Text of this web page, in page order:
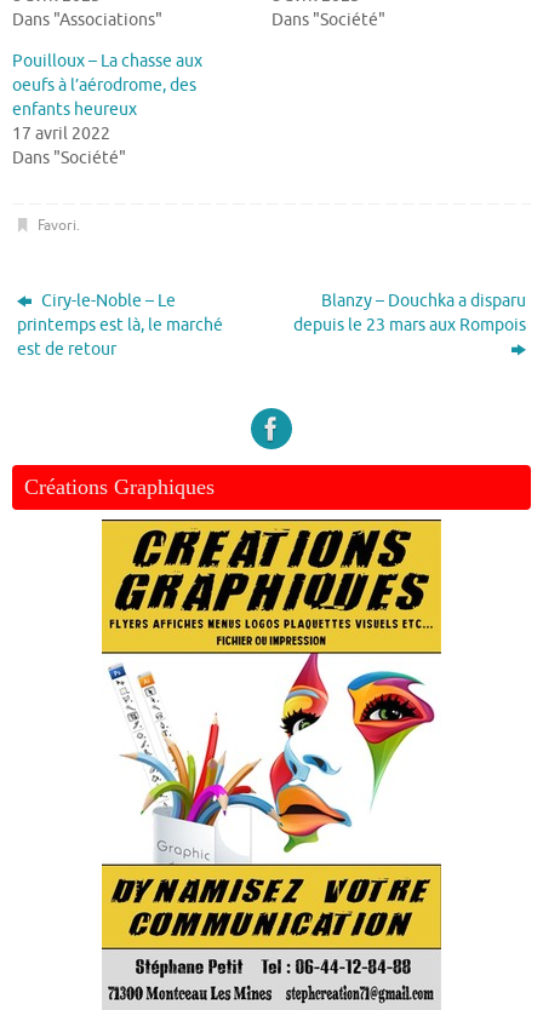
Dans "Associations"
Dans "Société"
Pouilloux – La chasse aux
oeufs à l’aérodrome, des
enfants heureux
17 avril 2022
Dans "Société"
Favori.
Ciry-le-Noble – Le
printemps est là, le marché
est de retour
Blanzy – Douchka a disparu
depuis le 23 mars aux Rompois
Créations Graphiques